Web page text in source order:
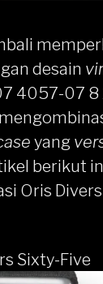
desain
4057-07 8
yang
berikut
Oris
Sixty-Five